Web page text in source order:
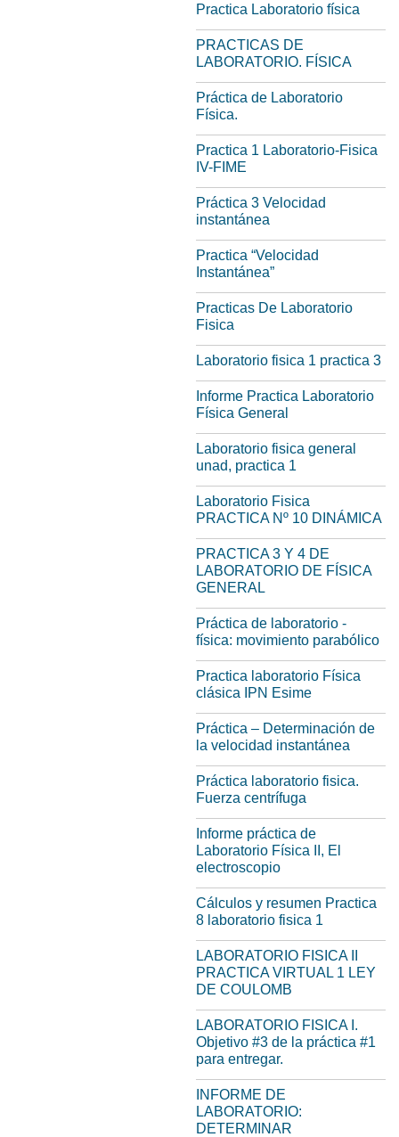
Practica Laboratorio física
PRACTICAS DE
LABORATORIO. FÍSICA
Práctica de Laboratorio
Física.
Practica 1 Laboratorio-Fisica
IV-FIME
Práctica 3 Velocidad
instantánea
Practica “Velocidad
Instantánea”
Practicas De Laboratorio
Fisica
Laboratorio fisica 1 practica 3
Informe Practica Laboratorio
Física General
Laboratorio fisica general
unad, practica 1
Laboratorio Fisica
PRACTICA Nº 10 DINÁMICA
PRACTICA 3 Y 4 DE
LABORATORIO DE FÍSICA
GENERAL
Práctica de laboratorio -
física: movimiento parabólico
Practica laboratorio Física
clásica IPN Esime
Práctica – Determinación de
la velocidad instantánea
Práctica laboratorio fisica.
Fuerza centrífuga
Informe práctica de
Laboratorio Física II, El
electroscopio
Cálculos y resumen Practica
8 laboratorio fisica 1
LABORATORIO FISICA II
PRACTICA VIRTUAL 1 LEY
DE COULOMB
LABORATORIO FISICA I.
Objetivo #3 de la práctica #1
para entregar.
INFORME DE
LABORATORIO:
DETERMINAR